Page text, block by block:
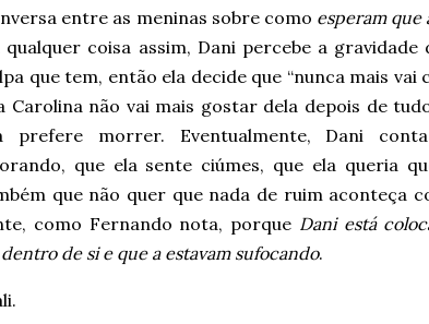
entre as meninas sobre como esperam que
qualquer coisa assim, Dani percebe a
que tem, então ela decide que “nunca mais vai
Carolina não vai mais gostar dela depois de
prefere morrer. Eventualmente, Dani
que ela sente ciúmes, que ela queria
que não quer que nada de ruim aconteça
como Fernando nota, porque Dani está
de si e que a estavam sufocando.